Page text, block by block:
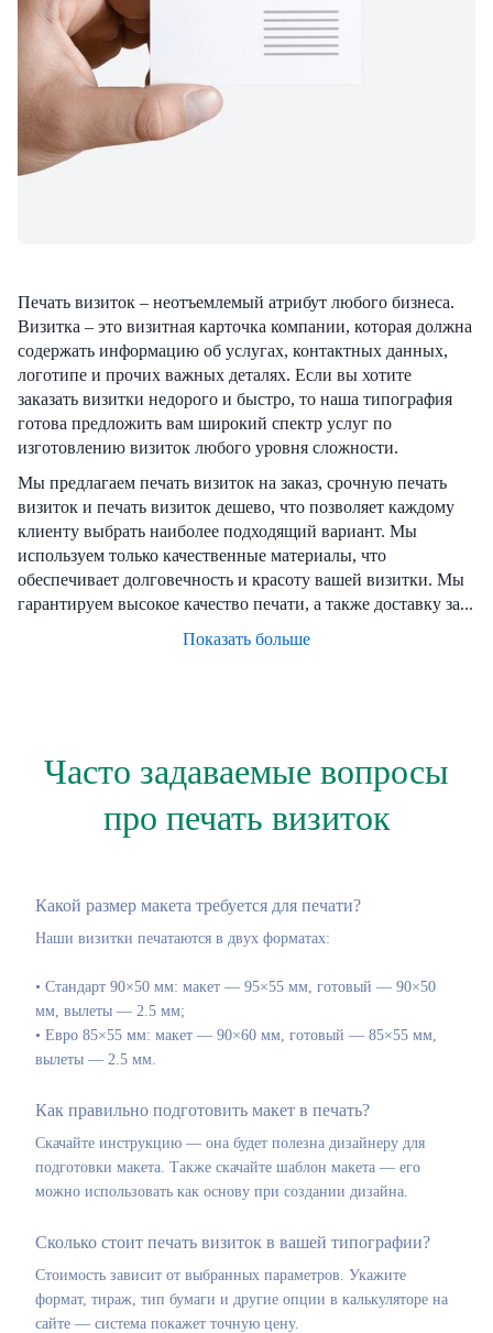
Печать визиток – неотъемлемый атрибут любого бизнеса.
Визитка – это визитная карточка компании, которая должна
содержать информацию об услугах, контактных данных,
логотипе и прочих важных деталях. Если вы хотите
заказать визитки недорого и быстро, то наша типография
готова предложить вам широкий спектр услуг по
изготовлению визиток любого уровня сложности.
Мы предлагаем печать визиток на заказ, срочную печать
визиток и печать визиток дешево, что позволяет каждому
клиенту выбрать наиболее подходящий вариант. Мы
используем только качественные материалы, что
обеспечивает долговечность и красоту вашей визитки. Мы
гарантируем высокое качество печати, а также доставку за...
Показать больше
Часто задаваемые вопросы
про печать визиток
Какой размер макета требуется для печати?
Наши визитки печатаются в двух форматах:
• Стандарт 90×50 мм: макет — 95×55 мм, готовый — 90×50
мм, вылеты — 2.5 мм;
• Евро 85×55 мм: макет — 90×60 мм, готовый — 85×55 мм,
вылеты — 2.5 мм.
Как правильно подготовить макет в печать?
Скачайте инструкцию — она будет полезна дизайнеру для
подготовки макета. Также скачайте шаблон макета — его
можно использовать как основу при создании дизайна.
Сколько стоит печать визиток в вашей типографии?
Стоимость зависит от выбранных параметров. Укажите
формат, тираж, тип бумаги и другие опции в калькуляторе на
сайте — система покажет точную цену.